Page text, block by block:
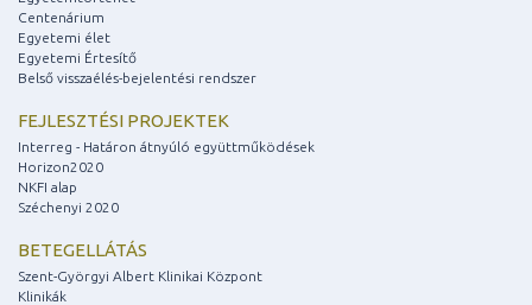
Centenárium
Egyetemi élet
Egyetemi Értesítő
Belső visszaélés-bejelentési rendszer
FEJLESZTÉSI PROJEKTEK
Interreg - Határon átnyúló együttműködések
Horizon2020
NKFI alap
Széchenyi 2020
BETEGELLÁTÁS
Szent-Györgyi Albert Klinikai Központ
Klinikák